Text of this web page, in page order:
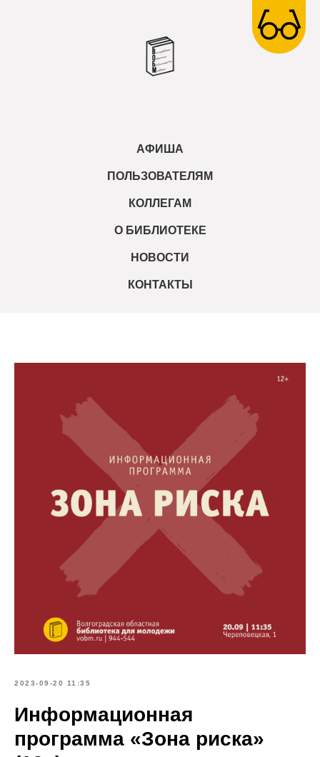
АФИША
ПОЛЬЗОВАТЕЛЯМ
КОЛЛЕГАМ
О БИБЛИОТЕКЕ
НОВОСТИ
КОНТАКТЫ
2023-09-20 11:35
Информационная
программа «Зона риска»